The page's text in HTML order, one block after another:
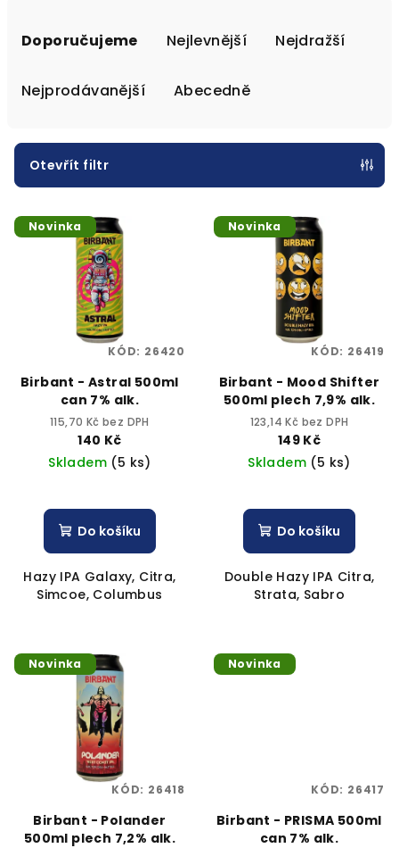
r
o
d
Doporučujeme Nejlevnější Nejdražší
Nejprodávanější Abecedně
Otevřít filtr
V
ý Novinka
Birbant - Astral 500ml
can 7% alk.
115,70 Kč bez DPH
140 Kč
Skladem (5 ks)
Do košíku
Hazy IPA Galaxy, Citra,
Simcoe, Columbus
KÓD: 26420
Novinka
Birbant - Mood Shifter
500ml plech 7,9% alk.
123,14 Kč bez DPH
149 Kč
Skladem (5 ks)
Do košíku
Double Hazy IPA Citra,
Strata, Sabro
KÓD: 26419
Novinka
Birbant - Polander
500ml plech 7,2% alk.
KÓD: 26418
Novinka
Birbant - PRISMA 500ml
can 7% alk.
KÓD: 26417